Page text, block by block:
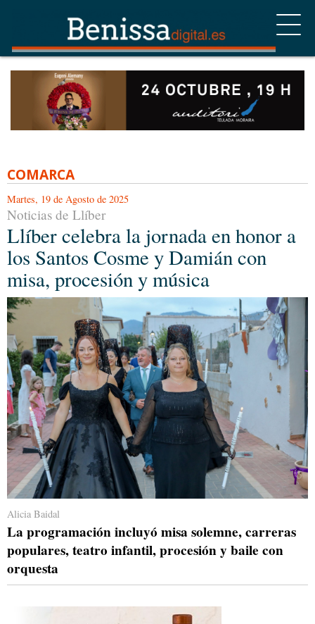
COMARCA
Martes, 19 de Agosto de 2025
Noticias de Llíber
Llíber celebra la jornada en honor a
los Santos Cosme y Damián con
misa, procesión y música
Alicia Baidal
La programación incluyó misa solemne, carreras
populares, teatro infantil, procesión y baile con
orquesta